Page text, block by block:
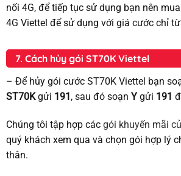
nối 4G, để tiếp tục sử dụng bạn nên
4G Viettel để sử dụng với giá cước chỉ
7. Cách hủy gói ST70K Viettel
– Để hủy gói cước ST70K Viettel bạn
ST70Kgửi 191 , sau đó soạn Ygửi 191
Chúng tôi tập hợp các gói khuyến mãi
quý khách xem qua và chọn gói hợp lý
thân.